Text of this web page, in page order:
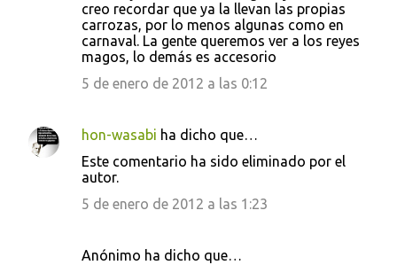
creo recordar que ya la llevan las propias
carrozas, por lo menos algunas como en
carnaval. La gente queremos ver a los reyes
magos, lo demás es accesorio
5 de enero de 2012 a las 0:12
hon-wasabi ha dicho que…
Este comentario ha sido eliminado por el
autor.
5 de enero de 2012 a las 1:23
Anónimo ha dicho que…